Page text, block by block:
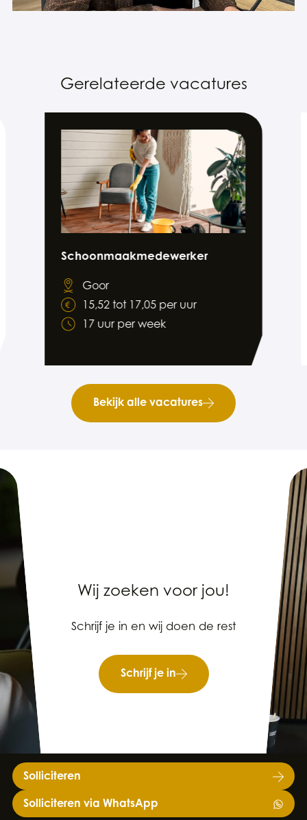
Gerelateerde vacatures
Schoonmaakmedewerker
Goor
15,52 tot 17,05 per uur
17 uur per week
Bekijk alle vacatures
Wij zoeken voor jou!
Schrijf je in en wij doen de rest
Schrijf je in
Solliciteren
Solliciteren via WhatsApp